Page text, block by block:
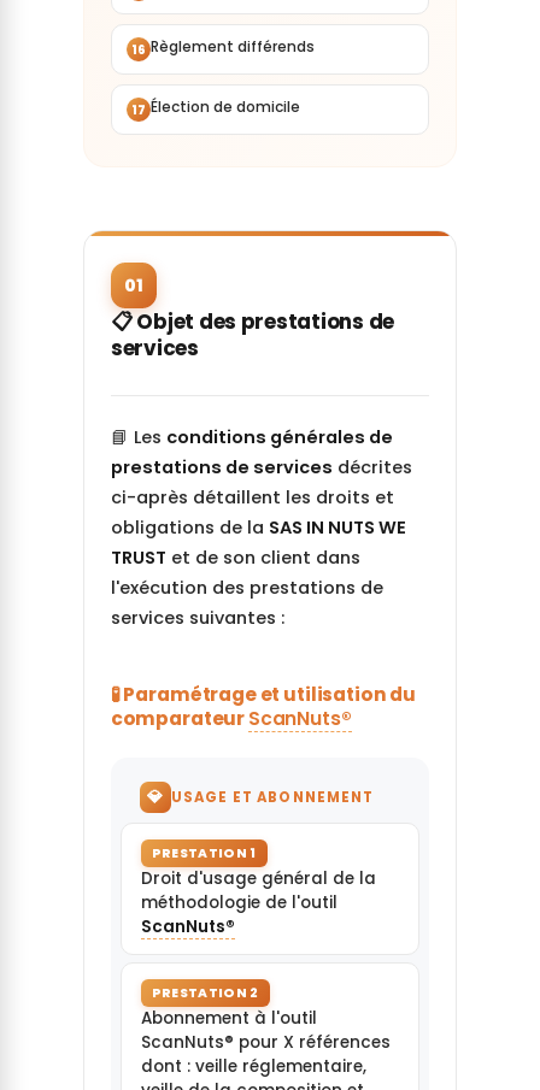
16 Règlement différends
17 Élection de domicile
01
📋 Objet des prestations de
services
📘 Les conditions générales de
prestations de services décrites
ci-après détaillent les droits et
obligations de la SAS IN NUTS WE
TRUST et de son client dans
l'exécution des prestations de
services suivantes :
🧪 Paramétrage et utilisation du
comparateurScanNuts®
💎 USAGE ET ABONNEMENT
PRESTATION 1
Droit d'usage général de la
méthodologie de l'outil
ScanNuts®
PRESTATION 2
Abonnement à l'outil
ScanNuts® pour X références
dont : veille réglementaire,